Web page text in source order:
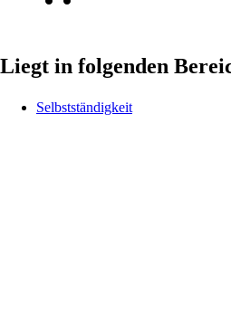
Liegt in folgenden
Selbstständigkeit